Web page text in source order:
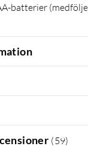
batterier
(59)